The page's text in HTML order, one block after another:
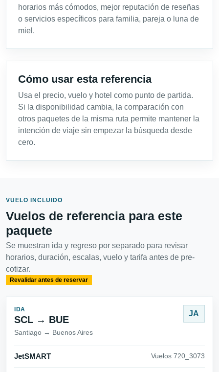
horarios más cómodos, mejor reputación de reseñas
o servicios específicos para familia, pareja o luna de
miel.
Cómo usar esta referencia
Usa el precio, vuelo y hotel como punto de partida.
Si la disponibilidad cambia, la comparación con
otros paquetes de la misma ruta permite mantener la
intención de viaje sin empezar la búsqueda desde
cero.
VUELO INCLUIDO
Vuelos de referencia para este
paquete
Se muestran ida y regreso por separado para revisar
horarios, duración, escalas, vuelo y tarifa antes de pre-
cotizar.
Revalidar antes de reservar
IDA
SCL → BUE
Santiago → Buenos Aires
JA
JetSMART Vuelos 720_3073